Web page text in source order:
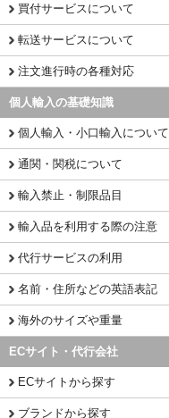
買付サービスについて
転送サービスについて
注文進行時の各種対応
個人輸入の基礎知識
個人輸入・小口輸入について
通関・関税について
輸入禁止・制限品目
輸入品を利用する際の注意
代行サービスの利用
名前・住所などの英語表記
海外のサイズや重量
ECサイト・代行会社
ECサイトから探す
ブランドから探す